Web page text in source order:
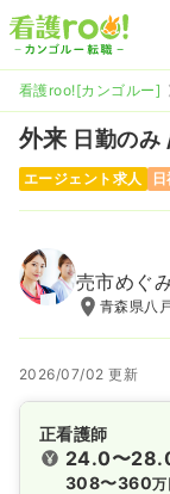
看護roo![カンゴルー]
外来 日勤のみ
エージェント求人
売市めぐ
青森県八
2026/07/02 更新
正看護師
24.0〜
308〜360